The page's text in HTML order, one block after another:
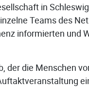
in
Teams des
informierten und
der die Menschen